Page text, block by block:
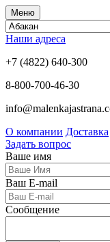
Меню
Наши адреса
+7 (4822) 640-300
8-800-700-46-30
О компании Доставка
Задать вопрос
Ваше имя
Ваш E-mail
Сообщение